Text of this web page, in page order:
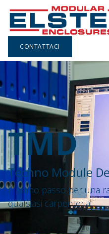
CONTATTACI
TMD
Techno Module
Il primo passo per una
qualsiasi carpenteria!